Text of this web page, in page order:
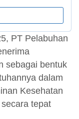
PT Pelabuhan
sebagai bentuk
dalam
Kesehatan
tepat